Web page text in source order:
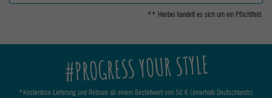
** Hierbei handelt es sich um ein Pflichtfeld.
#PROGRESS YOUR STYLE
*Kostenlose Lieferung und Retoure ab einem Bestellwert von 50 € (innerhalb Deutschlands)